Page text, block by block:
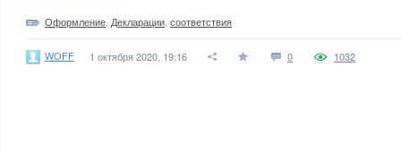
Оформление Декларации соответствия
WOFF 1 октября 2020, 19:16 0 1032